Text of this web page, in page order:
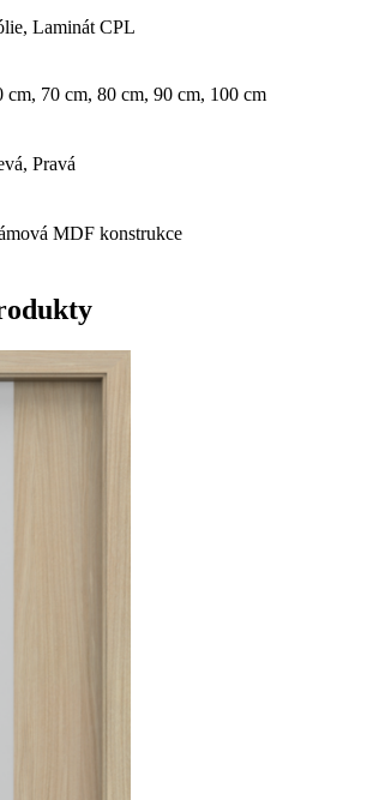
Laminát CPL
cm, 70 cm, 80 cm, 90 cm, 100 cm
Pravá
MDF konstrukce